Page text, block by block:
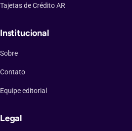
Tajetas de Crédito AR
Institucional
Sobre
Contato
Equipe editorial
Legal